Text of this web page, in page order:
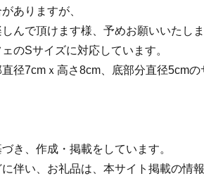
ありますが、
んで頂けます様、予めお願いいたしま
のSサイズに対応しています。
径7cmｘ高さ8cm、底部分直径5cmの
き、作成・掲載をしています。
伴い、お礼品は、本サイト掲載の情